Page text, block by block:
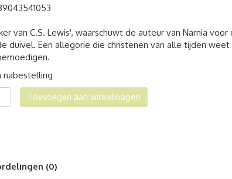
van C.S. Lewis', waarschuwt de auteur van Narnia voor
duivel. Een allegorie die christenen van alle tijden
nabestelling
Toevoegen aan winkelwagen
(0)